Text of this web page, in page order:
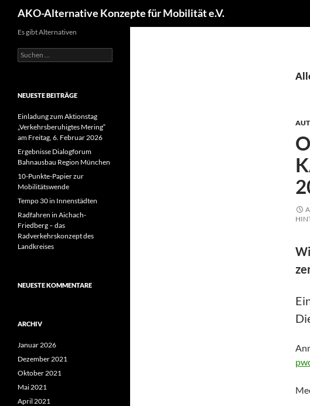
AKO-Alternative Konzepte für Mobilität e.V.
Es gibt Alternativen
Suchen
nach:
NEUESTE BEITRÄGE
Einladung zum Aktionstag
„Verkehrsberuhigtes Mering“
am Freitag, 6. Februar 2026
Ergebnisse Dialogforum
Bahnausbau Region München
10-Punkte-Papier zur
Mobilitätswende
Tempo 30 in Innenstädten
Radfahren in Aichach-
Friedberg – das
Radverkehrskonzept des
Landkreises
NEUESTE KOMMENTARE
ARCHIV
Januar 2026
Dezember 2021
Oktober 2021
Mai 2021
April 2021